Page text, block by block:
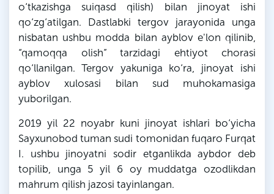
o‘tkazishga suiqasd qilish) bilan jinoyat ishi
qo‘zg‘atilgan. Dastlabki tergov jarayonida unga
nisbatan ushbu modda bilan ayblov e'lon qilinib,
“qamoqqa olish” tarzidagi ehtiyot chorasi
qo‘llanilgan. Tergov yakuniga ko‘ra, jinoyat ishi
ayblov xulosasi bilan sud muhokamasiga
yuborilgan.
2019 yil 22 noyabr kuni jinoyat ishlari bo‘yicha
Sayxunobod tuman sudi tomonidan fuqaro Furqat
I. ushbu jinoyatni sodir etganlikda aybdor deb
topilib, unga 5 yil 6 oy muddatga ozodlikdan
mahrum qilish jazosi tayinlangan.